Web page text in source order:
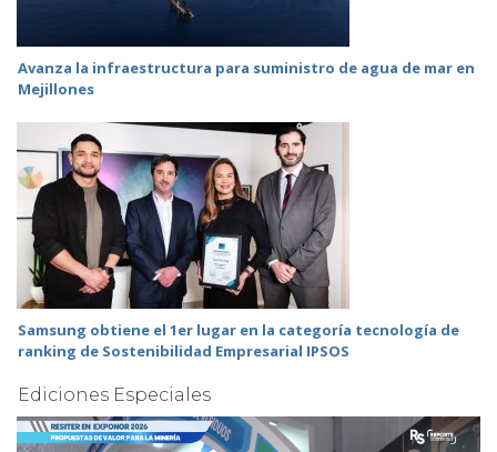
Avanza la infraestructura para suministro de agua de mar en
Mejillones
Samsung obtiene el 1er lugar en la categoría tecnología de
ranking de Sostenibilidad Empresarial IPSOS
Ediciones Especiales